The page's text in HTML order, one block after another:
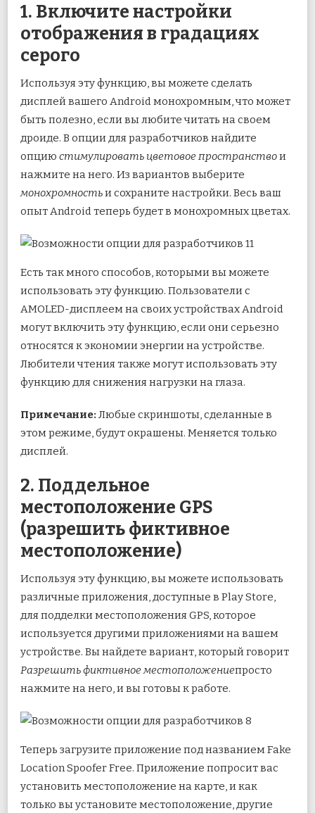
1. Включите настройки
отображения в градациях
серого
Используя эту функцию, вы можете сделать
дисплей вашего Android монохромным, что может
быть полезно, если вы любите читать на своем
дроиде. В опции для разработчиков найдите
опцию стимулироватьцветовое пространствои
нажмите на него. Из вариантов выберите
монохромностьи сохраните настройки. Весь ваш
опыт Android теперь будет в монохромных цветах.
Есть так много способов, которыми вы можете
использовать эту функцию. Пользователи с
AMOLED-дисплеем на своих устройствах Android
могут включить эту функцию, если они серьезно
относятся к экономии энергии на устройстве.
Любители чтения также могут использовать эту
функцию для снижения нагрузки на глаза.
Примечание: Любые скриншоты, сделанные в
этом режиме, будут окрашены. Меняется только
дисплей.
2. Поддельное
местоположение GPS
(разрешить фиктивное
местоположение)
Используя эту функцию, вы можете использовать
различные приложения, доступные в Play Store,
для подделки местоположения GPS, которое
используется другими приложениями на вашем
устройстве. Вы найдете вариант, который говорит
Разрешить фиктивное местоположениепросто
нажмите на него, и вы готовы к работе.
Теперь загрузите приложение под названием Fake
Location Spoofer Free. Приложение попросит вас
установить местоположение на карте, и как
только вы установите местоположение, другие